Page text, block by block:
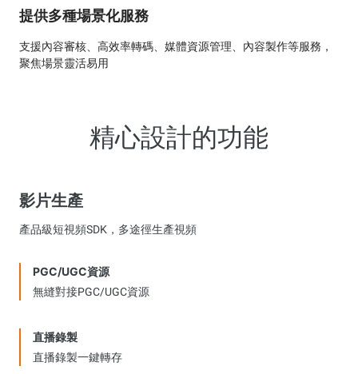
提供多種場景化服務
支援內容審核、高效率轉碼、媒體資源管理、內容製作等服務，
聚焦場景靈活易用
精心設計的功能
影片生產
產品級短視頻SDK，多途徑生產視頻
PGC/UGC資源
無縫對接PGC/UGC資源
直播錄製
直播錄製一鍵轉存